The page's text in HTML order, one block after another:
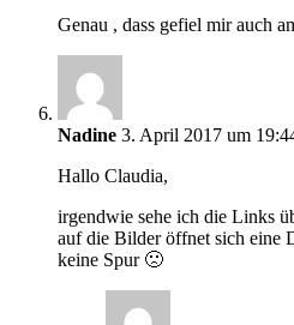
Genau , dass gefiel mir auch
Nadine 3. April 2017 um
Hallo Claudia,
irgendwie sehe ich die Links
auf die Bilder öffnet sich eine
keine Spur 🙁